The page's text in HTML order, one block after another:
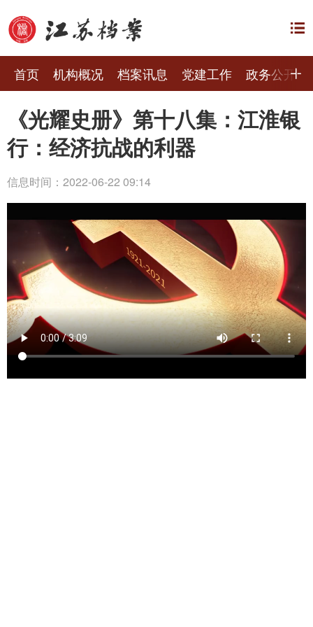
首页 机构概况 档案讯息 党建工作 政务公开
《光耀史册》第十八集：江淮银
行：经济抗战的利器
信息时间：2022-06-22 09:14